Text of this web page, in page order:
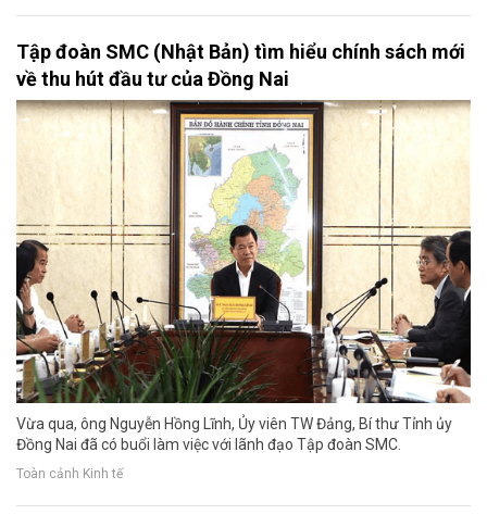
Tập đoàn SMC (Nhật Bản) tìm hiểu chính sách mới
về thu hút đầu tư của Đồng Nai
Vừa qua, ông Nguyễn Hồng Lĩnh, Ủy viên TW Đảng, Bí thư Tỉnh ủy
Đồng Nai đã có buổi làm việc với lãnh đạo Tập đoàn SMC.
Toàn cảnh Kinh tế